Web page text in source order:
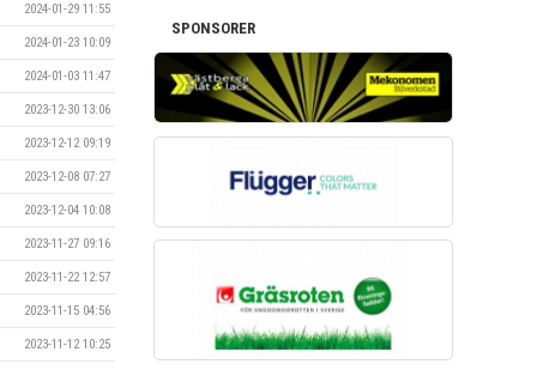
2024-01-29 11:55
2024-01-23 10:09
2024-01-03 11:47
2023-12-30 13:06
2023-12-12 09:19
2023-12-08 07:27
2023-12-04 10:08
2023-11-27 09:16
2023-11-22 12:57
2023-11-15 04:56
2023-11-12 10:25
SPONSORER